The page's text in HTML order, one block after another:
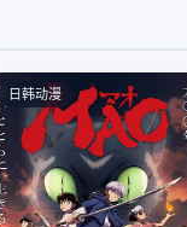
日韩动漫